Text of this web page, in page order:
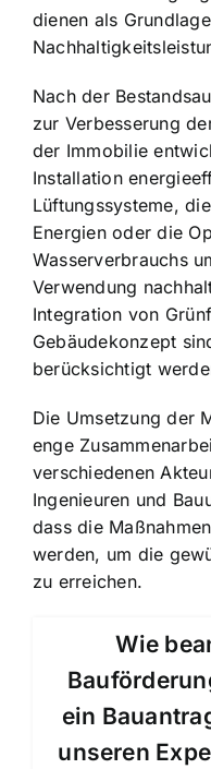
dienen als
Nach der
zur Verbesserung
der Immobilie
Installation
Lüftungssysteme,
Energien oder die
Wasserverbrauchs
Verwendung
Integration von
Gebäudekonzept
berücksichtigt
Die Umsetzung der
enge
verschiedenen
Ingenieuren und
dass die
werden, um die
zu erreichen.
Wie
ein
unseren